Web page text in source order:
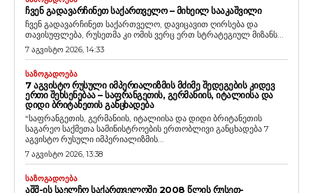
ᲩᲕᲔᲜ ᲒᲐᲓᲐᲕᲐᲠᲩᲘᲜᲔᲗ ᲡᲐᲥᲐᲠᲗᲕᲔᲚᲝ – ᲛᲘᲮᲔᲘᲚ ᲡᲐᲐᲙᲐᲨᲕᲘᲚᲘ
ჩვენ გადავარჩინეთ საქართველო, დავიცავით ღირსება და
თავისუფლება, რუსეთმა კი ომის ვერც ერთ სტრატეგიულ მიზანს...
7 აგვისტო 2026, 14:33
ᲡᲐᲖᲝᲒᲐᲓᲝᲔᲑᲐ
7 ᲐᲒᲕᲘᲡᲢᲝ ᲠᲣᲡᲣᲚᲘ ᲘᲛᲞᲔᲠᲘᲐᲚᲘᲖᲛᲘᲡ ᲛᲫᲘᲛᲔ ᲨᲔᲓᲔᲒᲔᲑᲘᲡ ᲙᲘᲓᲔᲕ
ᲔᲠᲗᲘ ᲨᲔᲮᲡᲔᲜᲔᲑᲐᲐ – ᲡᲐᲤᲠᲐᲜᲒᲔᲗᲘᲡ, ᲒᲔᲠᲛᲐᲜᲘᲘᲡ, ᲘᲢᲐᲚᲘᲘᲡᲐ ᲓᲐ
ᲓᲘᲓᲘ ᲑᲠᲘᲢᲐᲜᲔᲗᲘᲡ ᲒᲐᲜᲪᲮᲐᲓᲔᲑᲐ
“საფრანგეთის, გერმანიის, იტალიისა და დიდი ბრიტანეთის
საგარეო საქმეთა სამინისტროების ერთობლივი განცხადება 7
აგვისტო რუსული იმპერიალიზმის...
7 აგვისტო 2026, 13:38
ᲡᲐᲖᲝᲒᲐᲓᲝᲔᲑᲐ
ᲐᲨᲨ-ᲘᲡ ᲡᲐᲔᲚᲩᲝ ᲡᲐᲥᲐᲠᲗᲕᲔᲚᲝᲨᲘ 2008 ᲬᲚᲘᲡ ᲠᲣᲡᲔᲗ-